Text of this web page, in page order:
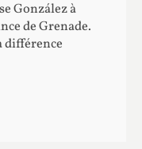
González à
de Grenade.
différence